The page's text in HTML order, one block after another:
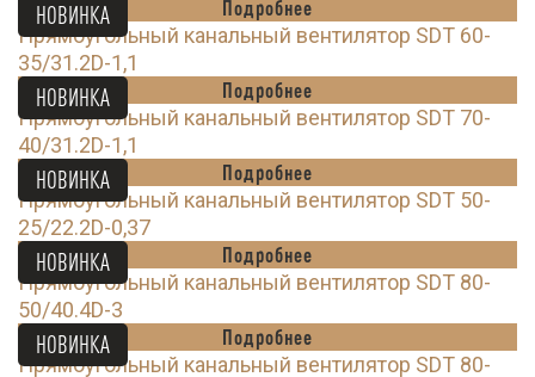
НОВИНКА Подробнее
Прямоугольный канальный вентилятор SDT 60-
35/31.2D-1,1
НОВИНКА Подробнее
Прямоугольный канальный вентилятор SDT 70-
40/31.2D-1,1
НОВИНКА Подробнее
Прямоугольный канальный вентилятор SDT 50-
25/22.2D-0,37
НОВИНКА Подробнее
Прямоугольный канальный вентилятор SDT 80-
50/40.4D-3
НОВИНКА Подробнее
Прямоугольный канальный вентилятор SDT 80-